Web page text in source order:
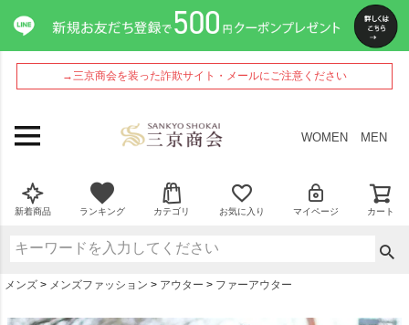
→三京商会を装った詐欺サイト・メールにご注意ください
WOMEN MEN
新着商品 ランキング カテゴリ お気に入り マイページ カート
メンズ メンズファッション アウター ファーアウター
ペー
ジト
ップ
へ